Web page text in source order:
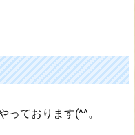
っております(^^。